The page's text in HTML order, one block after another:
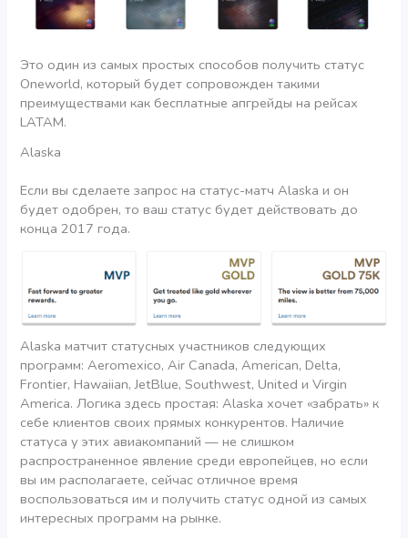
Это один из самых простых способов получить статус
Oneworld, который будет сопровожден такими
преимуществами как бесплатные апгрейды на рейсах
LATAM.
Alaska
Если вы сделаете запрос на статус-матч Alaska и он
будет одобрен, то ваш статус будет действовать до
конца 2017 года.
Alaska матчит статусных участников следующих
программ: Aeromexico, Air Canada, American, Delta,
Frontier, Hawaiian, JetBlue, Southwest, United и Virgin
America. Логика здесь простая: Alaska хочет «забрать» к
себе клиентов своих прямых конкурентов. Наличие
статуса у этих авиакомпаний — не слишком
распространенное явление среди европейцев, но если
вы им располагаете, сейчас отличное время
воспользоваться им и получить статус одной из самых
интересных программ на рынке.